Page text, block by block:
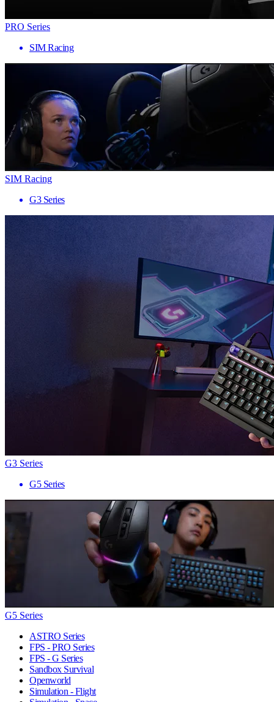
PRO Series
SIM Racing
SIM Racing
G3 Series
G3 Series
G5 Series
G5 Series
ASTRO Series
FPS - PRO Series
FPS - G Series
Sandbox Survival
Openworld
Simulation - Flight